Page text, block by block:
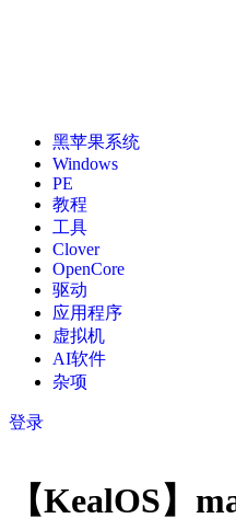
黑苹果系统
Windows
PE
教程
工具
Clover
OpenCore
驱动
应用程序
虚拟机
AI软件
杂项
登录
【KealOS】